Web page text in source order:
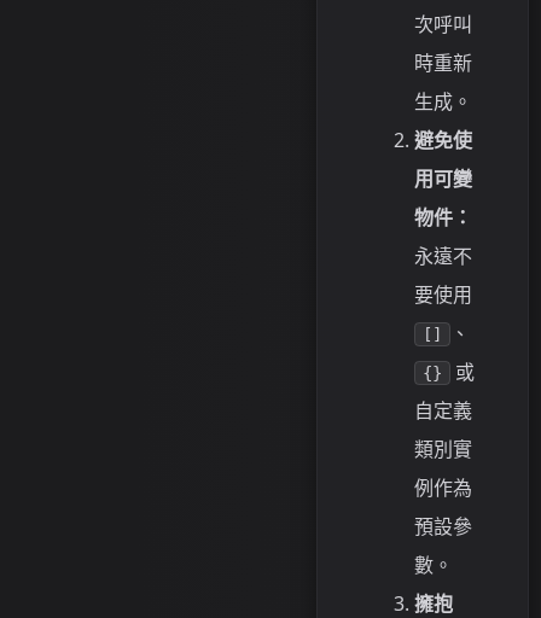
次呼叫
時重新
生成。
避免使
用可變
物件：
永遠不
要使用
[] 、
{}
或
自定義
類別實
例作為
預設參
數。
擁抱